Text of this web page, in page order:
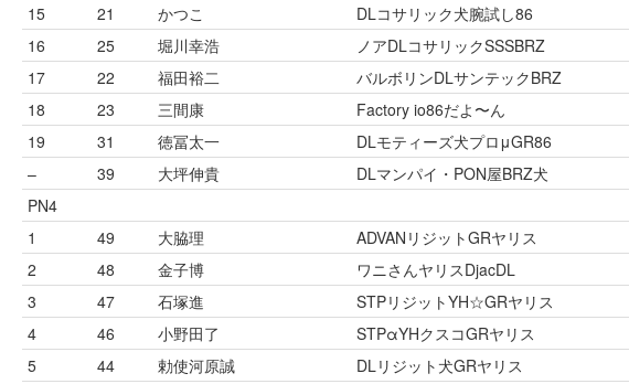
15
21 かつこ DLコサリック犬腕試し86
16
25 堀川幸浩 ノアDLコサリックSSSBRZ
17
22 福田裕二 バルボリンDLサンテックBRZ
18
23 三間康 Factory io86だよ〜ん
19
31 徳冨太一 DLモティーズ犬プロμGR86
–
39 大坪伸貴 DLマンパイ・PON屋BRZ犬
PN4
1
49 大脇理 ADVANリジットGRヤリス
2
48 金子博 ワニさんヤリスDjacDL
3
47 石塚進 STPリジットYH☆GRヤリス
4
46 小野田了 STPαYHクスコGRヤリス
5
44 勅使河原誠 DLリジット犬GRヤリス